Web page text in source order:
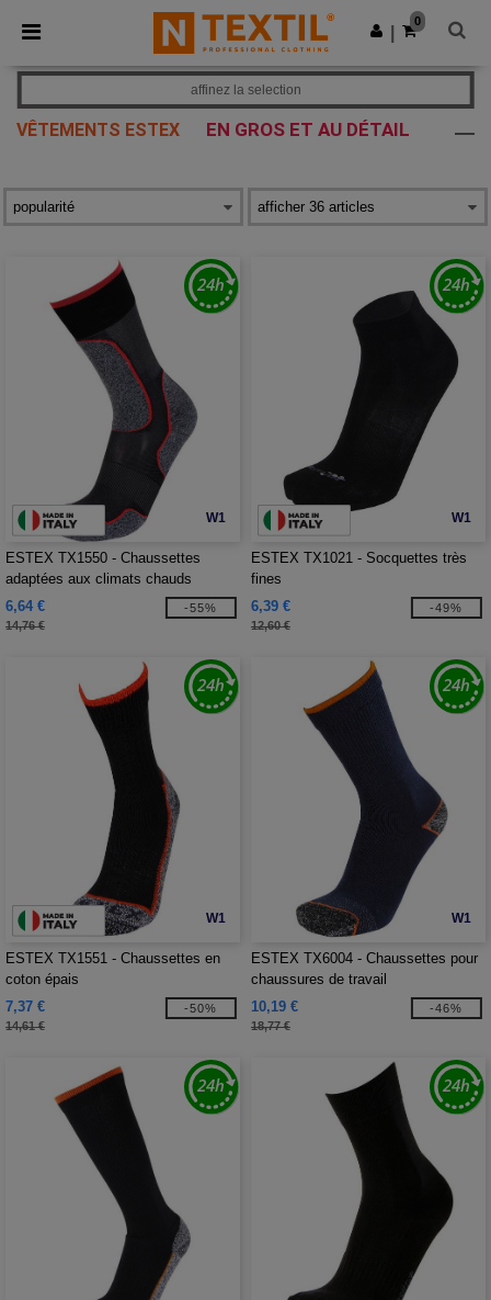
× Appli Ntextil
Meilleurs prix sur l’app !
Obtenir l'appli
0
VÊTEMENTS ESTEX EN GROS ET AU DÉTAIL
affinez la selection
W1
ESTEX TX1550 - Chaussettes
adaptées aux climats chauds
6,64 €
14,76 €
-55%
W1
ESTEX TX1021 - Socquettes très
fines
6,39 €
12,60 €
-49%
W1
ESTEX TX1551 - Chaussettes en
coton épais
7,37 €
14,61 €
-50%
W1
ESTEX TX6004 - Chaussettes pour
chaussures de travail
10,19 €
18,77 €
-46%